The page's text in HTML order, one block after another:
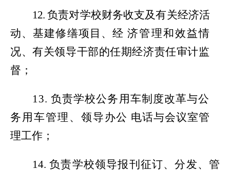
12.负责对学校财务收支及有关经济活
动、基建修缮项目、经 济管理和效益情
况、有关领导干部的任期经济责任审计监
督；
13.负责学校公务用车制度改革与公
务用车管理、领导办公 电话与会议室管
理工作；
14.负责学校领导报刊征订、分发、管